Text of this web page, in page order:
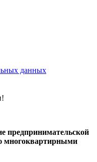
данных
предпринимательской
многоквартирными